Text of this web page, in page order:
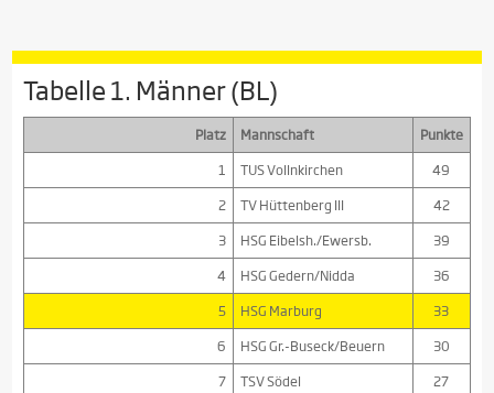
Tabelle 1. Männer (BL)
Platz Mannschaft
Punkte
1
TUS Vollnkirchen
49
2
TV Hüttenberg III
42
3
HSG Eibelsh./Ewersb.
39
4
HSG Gedern/Nidda
36
5
HSG Marburg
33
6
HSG Gr.-Buseck/Beuern
30
7
TSV Södel
27